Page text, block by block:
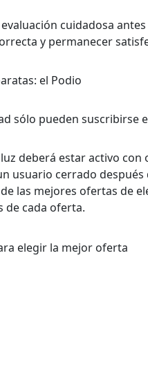
cuidadosa
y permanecer
el Podio
sólo pueden suscribirse
deberá estar activo
usuario cerrado
las mejores ofertas de
de cada oferta.